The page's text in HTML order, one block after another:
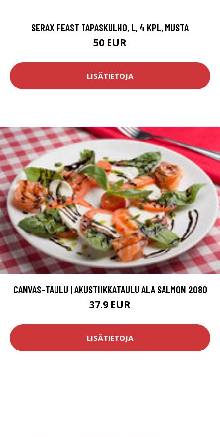
SERAX FEAST TAPASKULHO, L, 4 KPL, MUSTA
50 EUR
LISÄTIETOJA
CANVAS-TAULU | AKUSTIIKKATAULU ALA SALMON 2080
37.9 EUR
LISÄTIETOJA